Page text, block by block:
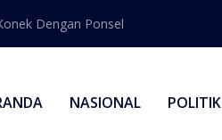
Dengan Ponsel
NASIONAL POLITIK